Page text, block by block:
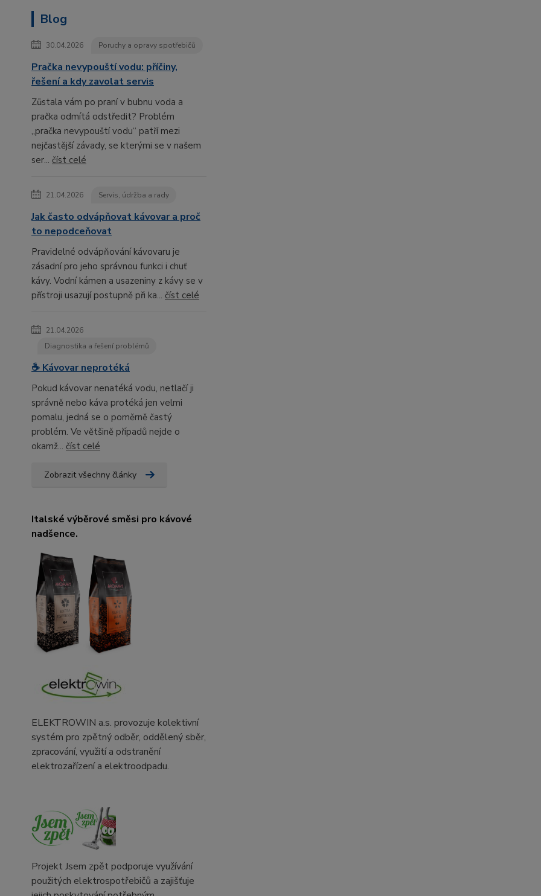
Blog
30.04.2026 Poruchy a opravy spotřebičů
Pračka nevypouští vodu: příčiny,
řešení a kdy zavolat servis
Zůstala vám po praní v bubnu voda a
pračka odmítá odstředit? Problém
„pračka nevypouští vodu“ patří mezi
nejčastější závady, se kterými se v našem
ser... číst celé
21.04.2026 Servis, údržba a rady
Jak často odvápňovat kávovar a proč
to nepodceňovat
Pravidelné odvápňování kávovaru je
zásadní pro jeho správnou funkci i chuť
kávy. Vodní kámen a usazeniny z kávy se v
přístroji usazují postupně při ka... číst celé
21.04.2026
Diagnostika a řešení problémů
☕ Kávovar neprotéká
Pokud kávovar nenatéká vodu, netlačí ji
správně nebo káva protéká jen velmi
pomalu, jedná se o poměrně častý
problém. Ve většině případů nejde o
okamž... číst celé
Zobrazit všechny články
Italské výběrové směsi pro kávové
nadšence.
ELEKTROWIN a.s. provozuje kolektivní
systém pro zpětný odběr, oddělený sběr,
zpracování, využití a odstranění
elektrozařízení a elektroodpadu.
Projekt Jsem zpět podporuje využívání
použitých elektrospotřebičů a zajišťuje